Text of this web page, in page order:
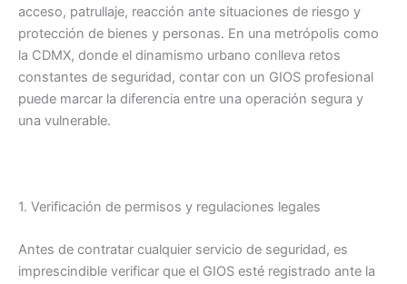
acceso, patrullaje, reacción ante situaciones de riesgo y
protección de bienes y personas. En una metrópolis como
la CDMX, donde el dinamismo urbano conlleva retos
constantes de seguridad, contar con un GIOS profesional
puede marcar la diferencia entre una operación segura y
una vulnerable.
1. Verificación de permisos y regulaciones legales
Antes de contratar cualquier servicio de seguridad, es
imprescindible verificar que el GIOS esté registrado ante la